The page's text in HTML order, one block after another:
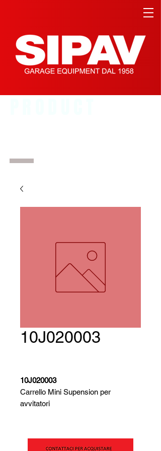
10J020003
10J020003
Carrello Mini Supension per
avvitatori